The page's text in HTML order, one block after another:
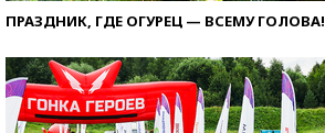
ПРАЗДНИК, ГДЕ ОГУРЕЦ — ВСЕМУ ГОЛОВА!